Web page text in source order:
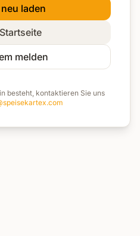
laden
melden
besteht, kontaktieren Sie uns